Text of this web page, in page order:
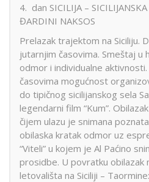
4. dan SICILIJA –
ĐARDINI NAKSOS
Prelazak trajektom na Siciliju.
jutarnjim časovima. Smeštaj u
odmor i individualne
časovima mogućnost
do tipičnog sicilijanskog sela
legendarni film “Kum”.
čijem ulazu je snimana
obilaska kratak odmor uz
“Viteli” u kojem je Al Paćino
prosidbe. U povratku obilazak
letovališta na Siciliji –